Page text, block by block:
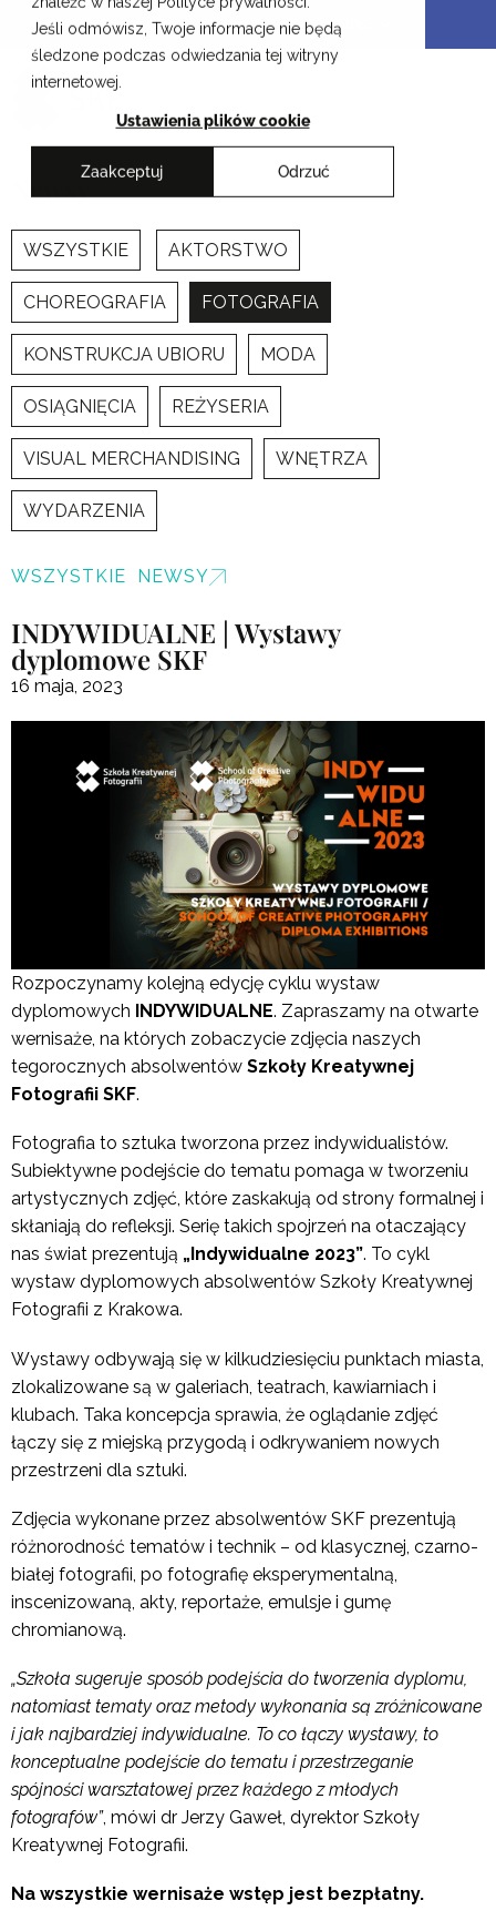
Jeśli odmówisz, Twoje informacje nie będą
śledzone podczas odwiedzania tej witryny
internetowej.
Ustawienia plików cookie
Zaakceptuj Odrzuć
Przejdź
treści
Krakowskie Szkoły Artystyczne
Newsy
WSZYSTKIE AKTORSTWO
CHOREOGRAFIA FOTOGRAFIA
KONSTRUKCJA UBIORU MODA
OSIĄGNIĘCIA REŻYSERIA
VISUAL MERCHANDISING WNĘTRZA
WYDARZENIA
WSZYSTKIE NEWSY
INDYWIDUALNE | Wystawy
dyplomowe SKF
16 maja, 2023
Rozpoczynamy kolejną edycję cyklu wystaw
dyplomowych
INDYWIDUALNE. Zapraszamy na otwarte
wernisaże, na których zobaczycie zdjęcia naszych
tegorocznych absolwentów Szkoły Kreatywnej
Fotografii SKF.
Fotografia to sztuka tworzona przez indywidualistów.
Subiektywne podejście do tematu pomaga w tworzeniu
artystycznych zdjęć, które zaskakują od strony formalnej i
skłaniają do refleksji. Serię takich spojrzeń na otaczający
nas świat prezentują „Indywidualne 2023”. To cykl
wystaw dyplomowych absolwentów Szkoły Kreatywnej
Fotografii z Krakowa.
Wystawy odbywają się w kilkudziesięciu punktach miasta,
zlokalizowane są w galeriach, teatrach, kawiarniach i
klubach. Taka koncepcja sprawia, że oglądanie zdjęć
łączy się z miejską przygodą i odkrywaniem nowych
przestrzeni dla sztuki.
Zdjęcia wykonane przez absolwentów SKF prezentują
różnorodność tematów i technik – od klasycznej, czarno-
białej fotografii, po fotografię eksperymentalną,
inscenizowaną, akty, reportaże, emulsje i gumę
chromianową.
„Szkoła sugeruje sposób podejścia do tworzenia dyplomu,
natomiast tematy oraz metody wykonania są zróżnicowane
i jak najbardziej indywidualne. To co łączy wystawy, to
konceptualne podejście do tematu i przestrzeganie
spójności warsztatowej przez każdego z młodych
fotografów”, mówi dr Jerzy Gaweł, dyrektor Szkoły
Kreatywnej Fotografii.
Na wszystkie wernisaże wstęp jest bezpłatny.